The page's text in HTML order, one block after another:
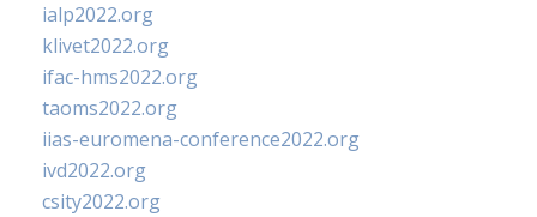
ialp2022.org
klivet2022.org
ifac-hms2022.org
taoms2022.org
iias-euromena-conference2022.org
ivd2022.org
csity2022.org